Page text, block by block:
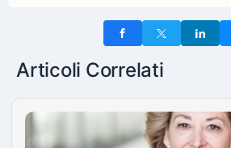
Articoli Correlati